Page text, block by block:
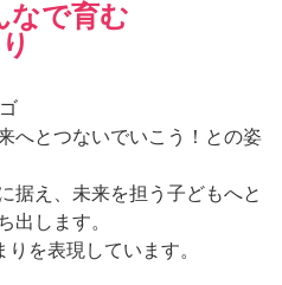
なで育む
へとつないでいこう！との姿
据え、未来を担う子どもへと
出します。
を表現しています。